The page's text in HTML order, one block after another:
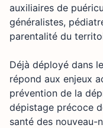
auxiliaires de
généralistes,
parentalité du
Déjà déployé dans
répond aux enjeux
prévention de la
dépistage précoce
santé des nouveau-